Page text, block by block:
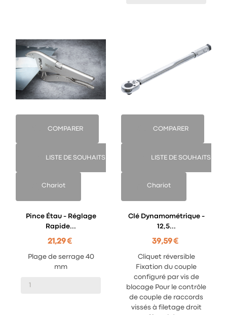
COMPARER
LISTE DE SOUHAITS
Chariot
Pince Étau - Réglage
Rapide...
21,29 €
Plage de serrage 40
mm
COMPARER
LISTE DE SOUHAITS
Chariot
Clé Dynamométrique -
12,5...
39,59 €
Cliquet réversible
Fixation du couple
configuré par vis de
blocage Pour le contrôle
de couple de raccords
vissés à filetage droit